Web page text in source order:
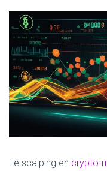
Le scalping en crypto-